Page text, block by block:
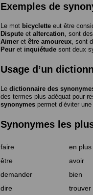
Exemples de
Le mot bicyclette eut être
Dispute et altercation , sont
Aimer et être amoureux , sont
Peur et inquiétude sont deux
Usage d’un
Le dictionnaire des
des termes plus adéquat pour
synonymes permet d’éviter
Synonymes les
faire en plus
être
avoir
demander
bien
dire
trouver